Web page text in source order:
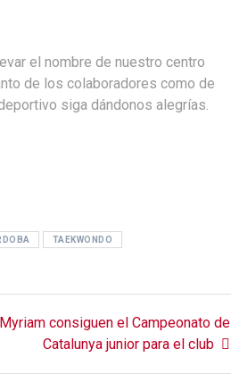
el nombre de nuestro centro
de los colaboradores como de
siga dándonos alegrías.
TAEKWONDO
consiguen el Campeonato de
Catalunya junior para el club